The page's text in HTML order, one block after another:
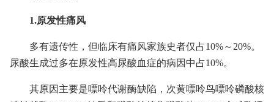
1.原发性痛风
多有遗传性，但临床有痛风家族史者仅占10%～20%。
尿酸生成过多在原发性高尿酸血症的病因中占10%。
其原因主要是嘌呤代谢酶缺陷，次黄嘌呤鸟嘌呤磷酸核